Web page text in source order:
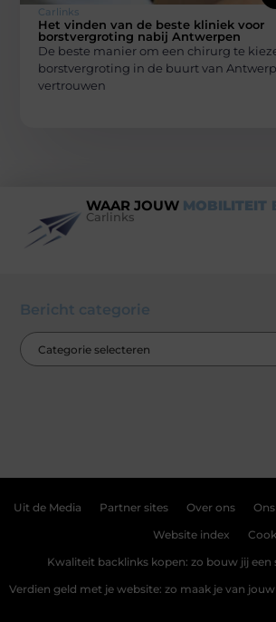
Carlinks
Het vinden van de beste kliniek voor
borstvergroting nabij Antwerpen
De beste manier om een ​​chirurg te
borstvergroting in de buurt van
vertrouwen
WAAR JOUW MOBILITEIT
Carlinks
Bericht categorie
Uit de Media Partner sites Over ons
Website index
Kwaliteit backlinks kopen: zo bouw jij een
Verdien geld met je website: zo maak je van